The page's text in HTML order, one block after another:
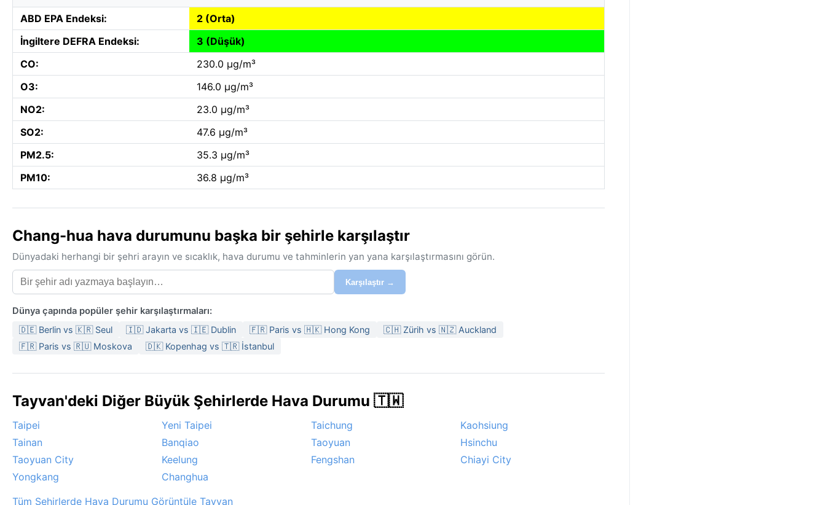
ABD EPA Endeksi:
2 (Orta)
İngiltere DEFRA Endeksi:
3 (Düşük)
CO:
230.0 µg/m³
O3:
146.0 µg/m³
NO2:
23.0 µg/m³
SO2:
47.6 µg/m³
PM2.5:
35.3 µg/m³
PM10:
36.8 µg/m³
Chang-hua hava durumunu başka bir şehirle karşılaştır
Dünyadaki herhangi bir şehri arayın ve sıcaklık, hava durumu ve tahminlerin yan yana karşılaştırmasını görün.
Karşılaştır →
Dünya çapında popüler şehir karşılaştırmaları:
🇩🇪 Berlin vs 🇰🇷 Seul 🇮🇩 Jakarta vs 🇮🇪 Dublin 🇫🇷 Paris vs 🇭🇰 Hong Kong
🇨🇭 Zürih vs 🇳🇿 Auckland
🇫🇷 Paris vs 🇷🇺 Moskova
🇩🇰 Kopenhag vs 🇹🇷 İstanbul
Tayvan'deki Diğer Büyük Şehirlerde Hava Durumu 🇹🇼
Taipei Yeni Taipei Taichung
Kaohsiung
Tainan
Banqiao Taoyuan
Hsinchu
Taoyuan City
Keelung Fengshan
Chiayi City
Yongkang
Changhua
Tüm Şehirlerde Hava Durumu Görüntüle Tayvan